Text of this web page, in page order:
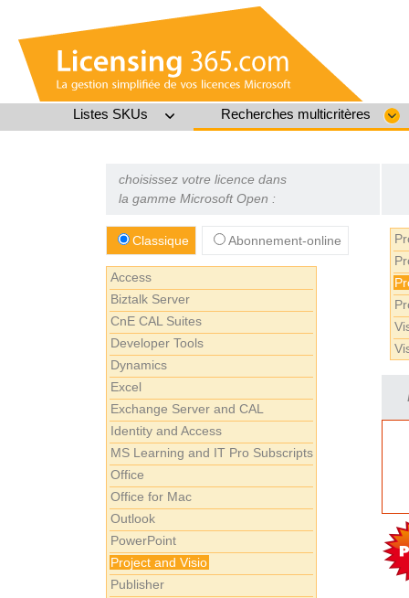
Listes SKUs Recherches multicritères
choisissez votre licence dans
la gamme Microsoft Open :
Classique Abonnement-online
Access
Biztalk Server
CnE CAL Suites
Developer Tools
Dynamics
Excel
Exchange Server and CAL
Identity and Access
MS Learning and IT Pro Subscripts
Office
Office for Mac
Outlook
PowerPoint
Project and Visio
Publisher